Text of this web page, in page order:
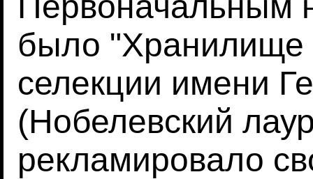
было "Хранилище
селекции имени
(Нобелевский
рекламировало